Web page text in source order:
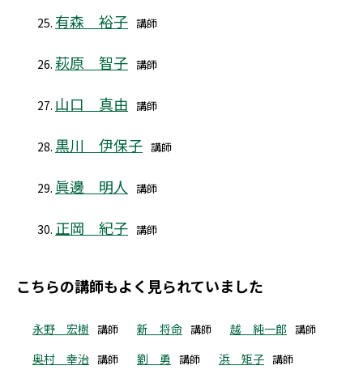
有森 裕子 講師
萩原 智子 講師
山口 真由 講師
黒川 伊保子 講師
眞邊 明人 講師
正岡 紀子 講師
こちらの講師もよく見られていました
永野 宏樹 講師 新 将命 講師 越 純一郎 講師
奥村 幸治 講師 劉 勇 講師 浜 矩子 講師